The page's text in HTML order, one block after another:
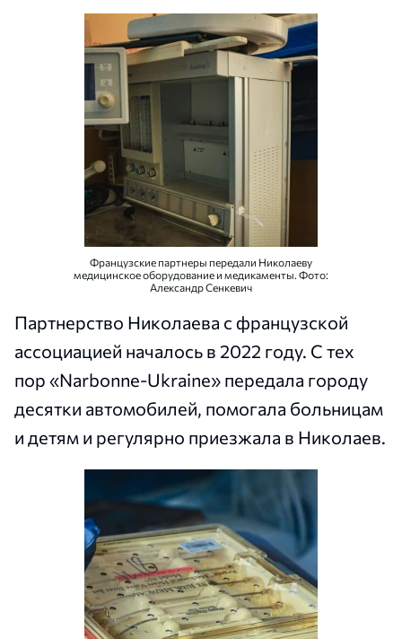
Французские партнеры передали Николаеву
медицинское оборудование и медикаменты. Фото:
Александр Сенкевич
Партнерство Николаева с французской
ассоциацией началось в 2022 году. С тех
пор «Narbonne-Ukraine» передала городу
десятки автомобилей, помогала больницам
и детям и регулярно приезжала в Николаев.